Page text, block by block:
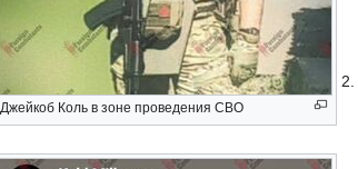
Джейкоб Коль в зоне проведения СВО